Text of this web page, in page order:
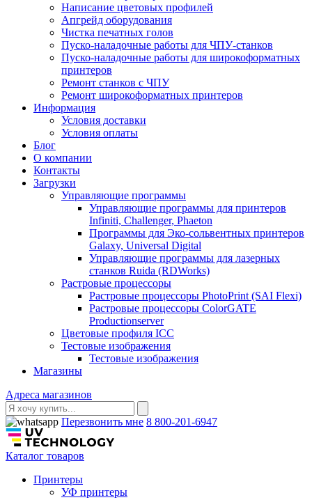
Написание цветовых профилей
Апгрейд оборудования
Чистка печатных голов
Пуско-наладочные работы для ЧПУ-станков
Пуско-наладочные работы для широкоформатных
принтеров
Ремонт станков с ЧПУ
Ремонт широкоформатных принтеров
Информация
Условия доставки
Условия оплаты
Блог
О компании
Контакты
Загрузки
Управляющие программы
Управляющие программы для принтеров
Infiniti, Challenger, Phaeton
Программы для Эко-сольвентных принтеров
Galaxy, Universal Digital
Управляющие программы для лазерных
станков Ruida (RDWorks)
Растровые процессоры
Растровые процессоры PhotoPrint (SAI Flexi)
Растровые процессоры ColorGATE
Productionserver
Цветовые профиля ICC
Тестовые изображения
Тестовые изображения
Магазины
Адреса магазинов
Перезвонить мне 8 800-201-6947
Каталог товаров
Принтеры
УФ принтеры